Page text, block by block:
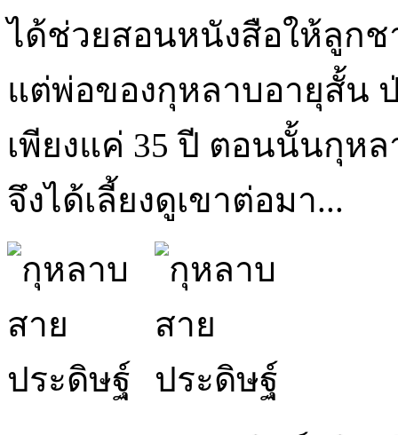
ได้ช่วยสอนหนังสือให้ลูกช
แต่พ่อของกุหลาบอายุสั้น
เพียงแค่ 35 ปี ตอนนั้นกุห
จึงได้เลี้ยงดูเขาต่อมา...